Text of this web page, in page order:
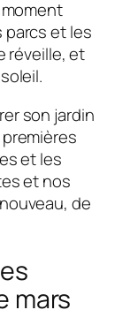
parcs et les
réveille, et
son jardin
et les
et nos
de
mars